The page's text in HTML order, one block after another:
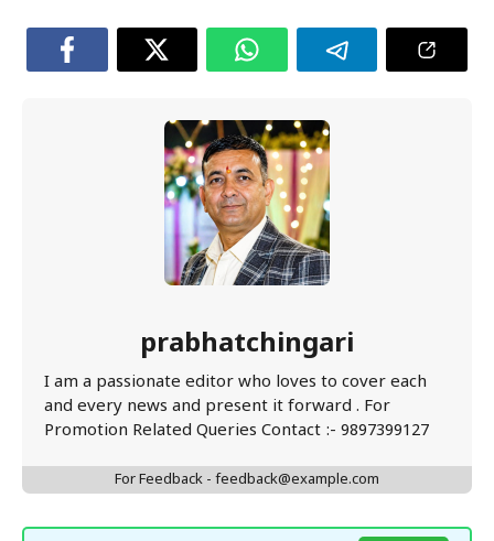
prabhatchingari
I am a passionate editor who loves to cover each
and every news and present it forward . For
Promotion Related Queries Contact :- 9897399127
For Feedback - feedback@example.com